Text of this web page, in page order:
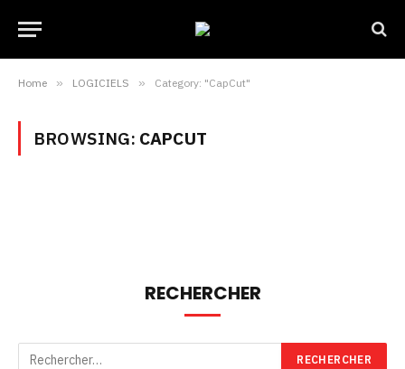
Home » LOGICIELS » Category: "CapCut"
BROWSING: CAPCUT
RECHERCHER